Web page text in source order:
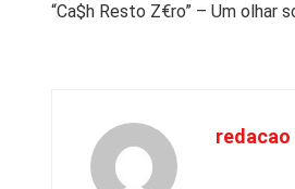
“Ca$h Resto Z€ro” – Um olhar
redacao